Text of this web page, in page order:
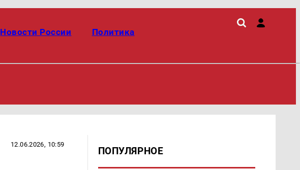
Новости России Политика
12.06.2026, 10:59
ПОПУЛЯРНОЕ